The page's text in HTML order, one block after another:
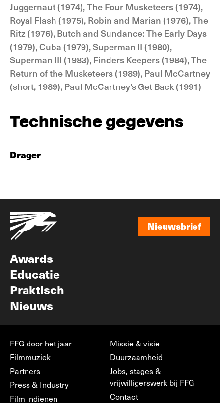
Juggernaut (1974), The Four Musketeers (1974),
Royal Flash (1975), Robin and Marian (1976), The
Ritz (1976), Butch and Sundance: The Early Days
(1979), Cuba (1979), Superman II (1980),
Superman III (1983), Finders Keepers (1984), The
Return of the Musketeers (1989), Paul McCartney
(short, 1989), Paul McCartney's Get Back (1991)
Technische gegevens
Drager
-
Nieuwsbrief
Awards
Educatie
Praktisch
Nieuws
FFG door het jaar
Filmmuziek
Partners
Press & Industry
Film indienen
Missie & visie
Duurzaamheid
Jobs, stages &
vrijwilligerswerk bij FFG
Contact